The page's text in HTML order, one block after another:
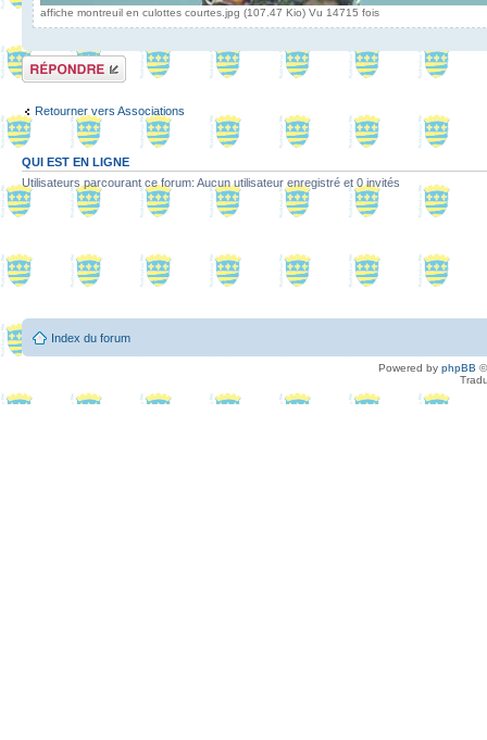
affiche montreuil en culottes courtes.jpg (107.47 Kio) Vu 14715 fois
Répondre
Retourner vers Associations
QUI EST EN LIGNE
Utilisateurs parcourant ce forum: Aucun utilisateur enregistré et 0 invités
Index du forum
Powered by phpBB